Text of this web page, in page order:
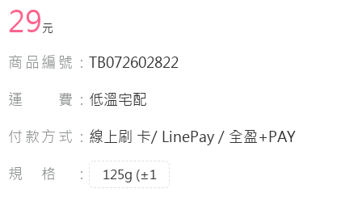
29元
商品編號： TB072602822
運 費： 低溫宅配
付款方式： 線上刷 卡/ LinePay / 全盈+PAY
規格：
125g (±1